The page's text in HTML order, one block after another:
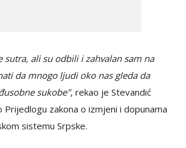
sutra, ali su odbili i zahvalan sam na
da mnogo ljudi oko nas gleda da
sukobe", rekao je Stevandić
zakona o izmjeni i dopunama
sistemu Srpske.